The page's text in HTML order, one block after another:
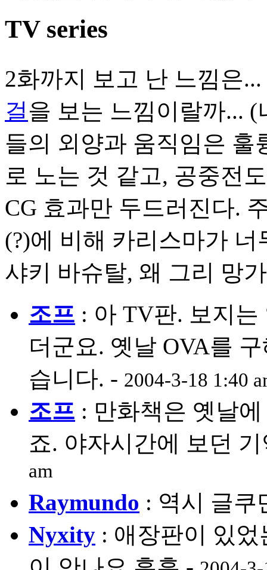
TV series
2화까지 보고 난 느낌은
걸을 보는 느낌이랄까...
들의 외양과 움직임은 훌
로 노는 것 같고, 공중전
CG 효과만 두드러진다.
(?)에 비해 카리스마가
샤키 바슈탈, 왜 그리 망
조프 : 아 TV판. 보지
더군요. 옛날 OVA를
습니다. - 2004-3-18 1:40
조프 : 만화책은 옛날
죠. 야자시간에 보던
am
Raymundo : 역시 글
Nyxity : 애장판이 있